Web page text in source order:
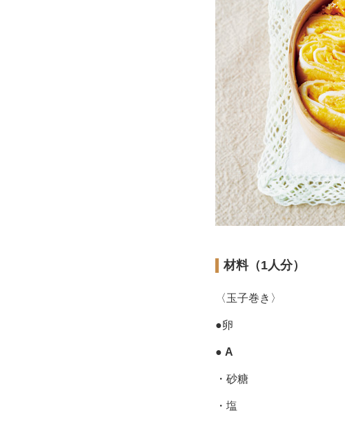
材料（1人分）
〈玉子巻き〉
●卵
● A
・砂糖
・塩